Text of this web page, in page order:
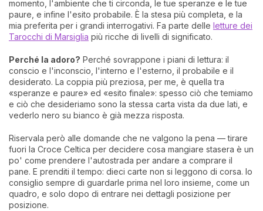
momento, l'ambiente che ti circonda, le tue speranze e le tue
paure, e infine l'esito probabile. È la stesa più completa, e la
mia preferita per i grandi interrogativi. Fa parte delle letture dei
Tarocchi di Marsiglia più ricche di livelli di significato.
Perché la adoro? Perché sovrappone i piani di lettura: il
conscio e l'inconscio, l'interno e l'esterno, il probabile e il
desiderato. La coppia più preziosa, per me, è quella tra
«speranze e paure» ed «esito finale»: spesso ciò che temiamo
e ciò che desideriamo sono la stessa carta vista da due lati, e
vederlo nero su bianco è già mezza risposta.
Riservala però alle domande che ne valgono la pena — tirare
fuori la Croce Celtica per decidere cosa mangiare stasera è un
po' come prendere l'autostrada per andare a comprare il
pane. E prenditi il tempo: dieci carte non si leggono di corsa. Io
consiglio sempre di guardarle prima nel loro insieme, come un
quadro, e solo dopo di entrare nei dettagli posizione per
posizione.